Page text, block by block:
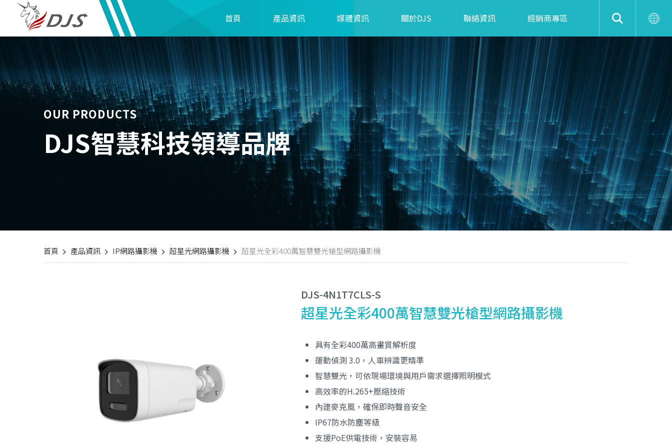
首頁 產品資訊 媒體資訊 關於DJS 聯絡資訊 經銷商專區
OUR PRODUCTS
DJS智慧科技領導品牌
首頁 產品資訊 IP網路攝影機 超星光網路攝影機 超星光全彩400萬智慧雙光槍型網路攝影機
DJS-4N1T7CLS-S
超星光全彩400萬智慧雙光槍型網路攝影機
具有全彩400萬高畫質解析度
運動偵測 3.0，人車辨識更精準
智慧雙光，可依現場環境與用戶需求選擇照明模式
高效率的H.265+壓縮技術
內建麥克風，確保即時聲音安全
IP67防水防塵等級
支援PoE供電技術，安裝容易